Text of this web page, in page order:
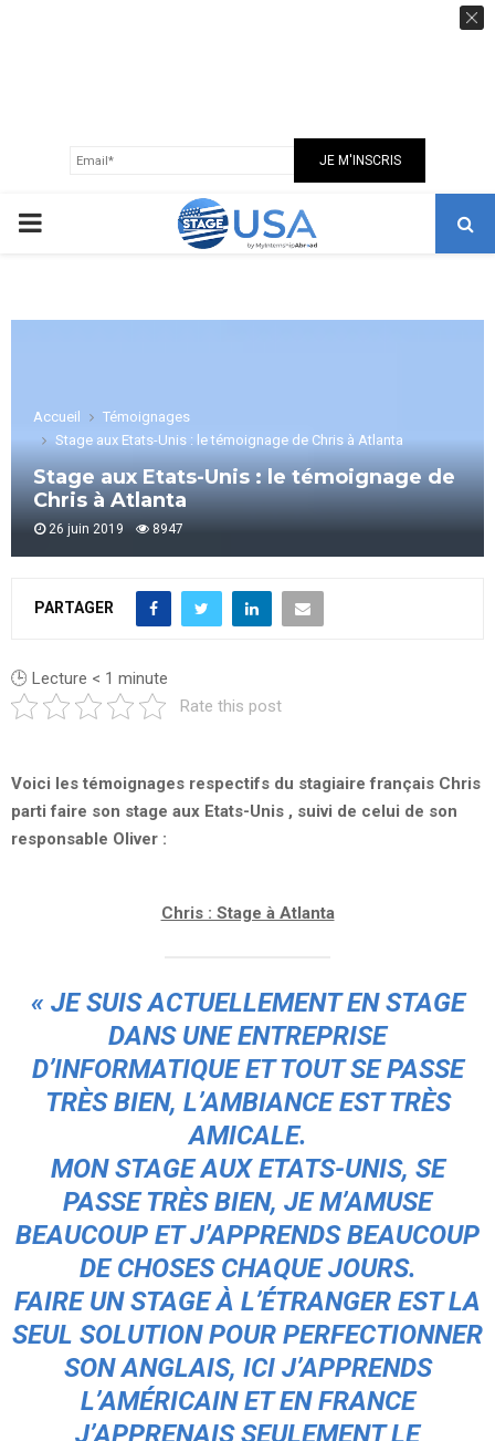
PRIMARY
Accueil
Témoignages
Stage aux Etats-Unis : le témoignage de Chris à Atlanta
Stage aux Etats-Unis : le témoignage de
Chris à Atlanta
26 juin 2019 8947
PARTAGER
🕒 Lecture < 1 minute
Rate this post
Voici les témoignages respectifs du stagiaire français Chris
parti faire son stage aux Etats-Unis , suivi de celui de son
responsable Oliver :
Chris : Stage à Atlanta
« JE SUIS ACTUELLEMENT EN STAGE
DANS UNE ENTREPRISE
D’INFORMATIQUE ET TOUT SE PASSE
TRÈS BIEN, L’AMBIANCE EST TRÈS
AMICALE.
MON STAGE AUX ETATS-UNIS, SE
PASSE TRÈS BIEN, JE M’AMUSE
BEAUCOUP ET J’APPRENDS BEAUCOUP
DE CHOSES CHAQUE JOURS.
FAIRE UN STAGE À L’ÉTRANGER EST LA
SEUL SOLUTION POUR PERFECTIONNER
SON ANGLAIS, ICI J’APPRENDS
L’AMÉRICAIN ET EN FRANCE
J’APPRENAIS SEULEMENT LE